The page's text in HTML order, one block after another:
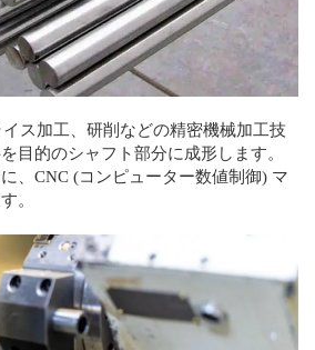
ス加工、研削などの精密機械加工技
目的のシャフト部分に成形します。
、CNC (コンピューター数値制御) マ
。